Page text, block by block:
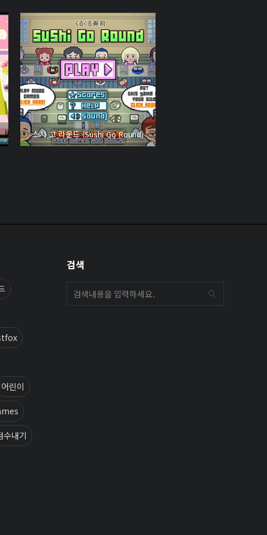
스시 고 라운드 (Sushi Go Round)
어린이
수내기
검색